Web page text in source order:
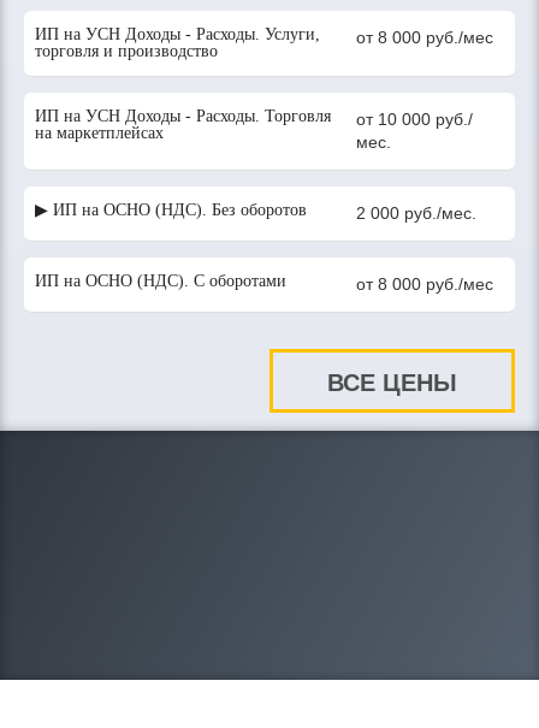
ИП на УСН Доходы - Расходы. Услуги,
торговля и производство
от 8 000 руб./мес
ИП на УСН Доходы - Расходы. Торговля
на маркетплейсах
от 10 000 руб./
мес.
▶ ИП на ОСНО (НДС). Без оборотов 2 000 руб./мес.
ИП на ОСНО (НДС). С оборотами от 8 000 руб./мес
ВСЕ ЦЕНЫ